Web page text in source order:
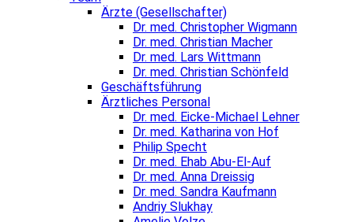
Ärzte (Gesellschafter)
Dr. med. Christopher Wigmann
Dr. med. Christian Macher
Dr. med. Lars Wittmann
Dr. med. Christian Schönfeld
Geschäftsführung
Ärztliches Personal
Dr. med. Eicke-Michael Lehner
Dr. med. Katharina von Hof
Philip Specht
Dr. med. Ehab Abu-El-Auf
Dr. med. Anna Dreissig
Dr. med. Sandra Kaufmann
Andriy Slukhay